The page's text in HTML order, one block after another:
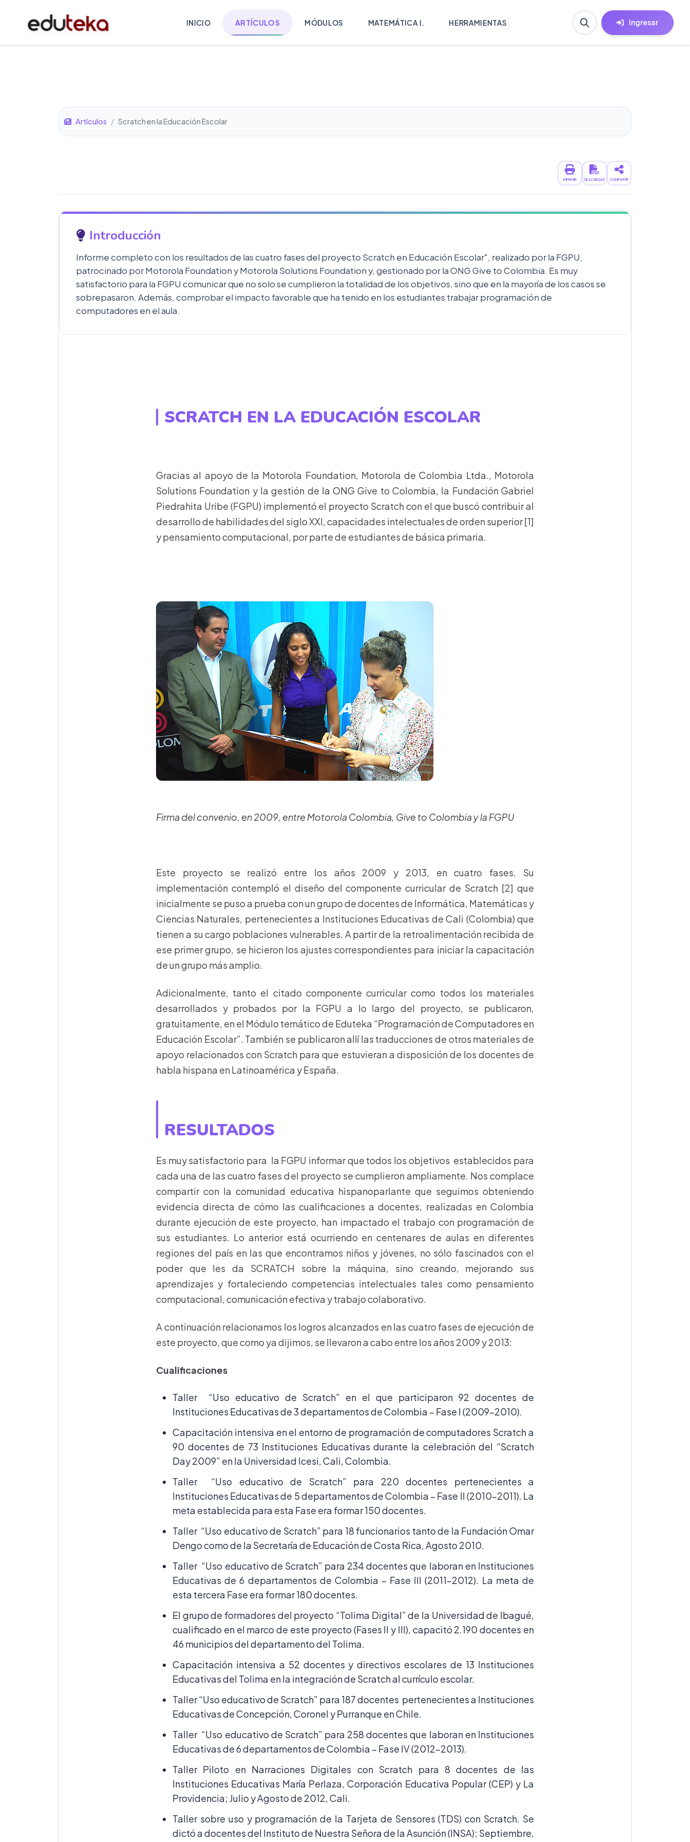
INICIO ARTÍCULOS MÓDULOS MATEMÁTICA I. HERRAMIENTAS Ingresar
Artículos / Scratch en la Educación Escolar
IMPRIMIR DESCARGAR COMPARTIR
Introducción
Informe completo con los resultados de las cuatro fases del proyecto Scratch en Educación Escolar", realizado por la FGPU,
patrocinado por Motorola Foundation y Motorola Solutions Foundation y, gestionado por la ONG Give to Colombia. Es muy
satisfactorio para la FGPU comunicar que no solo se cumplieron la totalidad de los objetivos, sino que en la mayoría de los casos se
sobrepasaron. Además, comprobar el impacto favorable que ha tenido en los estudiantes trabajar programación de
computadores en el aula.
SCRATCH EN LA EDUCACIÓN ESCOLAR
Gracias al apoyo de la Motorola Foundation, Motorola de Colombia Ltda., Motorola
Solutions Foundation y la gestión de la ONG Give to Colombia, la Fundación Gabriel
Piedrahita Uribe (FGPU) implementó el proyecto Scratch con el que buscó contribuir al
desarrollo de habilidades del siglo XXI, capacidades intelectuales de orden superior [1]
y pensamiento computacional, por parte de estudiantes de básica primaria.
Firma del convenio, en 2009, entre Motorola Colombia, Give to Colombia y la FGPU
Este proyecto se realizó entre los años 2009 y 2013, en cuatro fases. Su
implementación contempló el diseño del componente curricular de Scratch [2] que
inicialmente se puso a prueba con un grupo de docentes de Informática, Matemáticas y
Ciencias Naturales, pertenecientes a Instituciones Educativas de Cali (Colombia) que
tienen a su cargo poblaciones vulnerables. A partir de la retroalimentación recibida de
ese primer grupo, se hicieron los ajustes correspondientes para iniciar la capacitación
de un grupo más amplio.
Adicionalmente, tanto el citado componente curricular como todos los materiales
desarrollados y probados por la FGPU a lo largo del proyecto, se publicaron,
gratuitamente, en el Módulo temático de Eduteka “Programación de Computadores en
Educación Escolar”. También se publicaron allí las traducciones de otros materiales de
apoyo relacionados con Scratch para que estuvieran a disposición de los docentes de
habla hispana en Latinoamérica y España.
RESULTADOS
Es muy satisfactorio para la FGPU informar que todos los objetivos establecidos para
cada una de las cuatro fases del proyecto se cumplieron ampliamente. Nos complace
compartir con la comunidad educativa hispanoparlante que seguimos obteniendo
evidencia directa de cómo las cualificaciones a docentes, realizadas en Colombia
durante ejecución de este proyecto, han impactado el trabajo con programación de
sus estudiantes. Lo anterior está ocurriendo en centenares de aulas en diferentes
regiones del país en las que encontramos niños y jóvenes, no sólo fascinados con el
poder que les da SCRATCH sobre la máquina, sino creando, mejorando sus
aprendizajes y fortaleciendo competencias intelectuales tales como pensamiento
computacional, comunicación efectiva y trabajo colaborativo.
A continuación relacionamos los logros alcanzados en las cuatro fases de ejecución de
este proyecto, que como ya dijimos, se llevaron a cabo entre los años 2009 y 2013:
Cualificaciones
Taller “Uso educativo de Scratch” en el que participaron 92 docentes de
Instituciones Educativas de 3 departamentos de Colombia – Fase I (2009-2010).
Capacitación intensiva en el entorno de programación de computadores Scratch a
90 docentes de 73 Instituciones Educativas durante la celebración del “Scratch
Day 2009” en la Universidad Icesi, Cali, Colombia.
Taller “Uso educativo de Scratch” para 220 docentes pertenecientes a
Instituciones Educativas de 5 departamentos de Colombia – Fase II (2010-2011). La
meta establecida para esta Fase era formar 150 docentes.
Taller “Uso educativo de Scratch” para 18 funcionarios tanto de la Fundación Omar
Dengo como de la Secretaría de Educación de Costa Rica, Agosto 2010.
Taller “Uso educativo de Scratch” para 234 docentes que laboran en Instituciones
Educativas de 6 departamentos de Colombia – Fase III (2011-2012). La meta de
esta tercera Fase era formar 180 docentes.
El grupo de formadores del proyecto “Tolima Digital” de la Universidad de Ibagué,
cualificado en el marco de este proyecto (Fases II y III), capacitó 2.190 docentes en
46 municipios del departamento del Tolima.
Capacitación intensiva a 52 docentes y directivos escolares de 13 Instituciones
Educativas del Tolima en la integración de Scratch al currículo escolar.
Taller “Uso educativo de Scratch” para 187 docentes pertenecientes a Instituciones
Educativas de Concepción, Coronel y Purranque en Chile.
Taller “Uso educativo de Scratch” para 258 docentes que laboran en Instituciones
Educativas de 6 departamentos de Colombia – Fase IV (2012-2013).
Taller Piloto en Narraciones Digitales con Scratch para 8 docentes de las
Instituciones Educativas María Perlaza, Corporación Educativa Popular (CEP) y La
Providencia; Julio y Agosto de 2012, Cali.
Taller sobre uso y programación de la Tarjeta de Sensores (TDS) con Scratch. Se
dictó a docentes del Instituto de Nuestra Señora de la Asunción (INSA); Septiembre,